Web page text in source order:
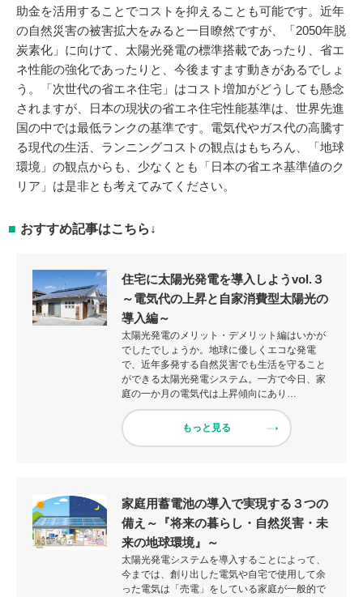
助金を活用することでコストを抑えることも可能です。近年
の自然災害の被害拡大をみると一目瞭然ですが、「2050年脱
炭素化」に向けて、太陽光発電の標準搭載であったり、省エ
ネ性能の強化であったりと、今後ますます動きがあるでしょ
う。「次世代の省エネ住宅」はコスト増加がどうしても懸念
されますが、日本の現状の省エネ住宅性能基準は、世界先進
国の中では最低ランクの基準です。電気代やガス代の高騰す
る現代の生活、ランニングコストの観点はもちろん、「地球
環境」の観点からも、少なくとも「日本の省エネ基準値のク
リア」は是非とも考えてみてください。
おすすめ記事はこちら↓
住宅に太陽光発電を導入しようvol.３
～電気代の上昇と自家消費型太陽光の
導入編～
太陽光発電のメリット・デメリット編はいかが
でしたでしょうか。地球に優しくエコな発電
で、近年多発する自然災害でも生活を守ること
ができる太陽光発電システム。一方で今日、家
庭の一か月の電気代は上昇傾向にあり…
もっと見る
家庭用蓄電池の導入で実現する３つの
備え～『将来の暮らし・自然災害・未
来の地球環境』～
太陽光発電システムを導入することによって、
今までは、創り出した電気や自宅で使用して余
った電気は「売電」をしている家庭が一般的で